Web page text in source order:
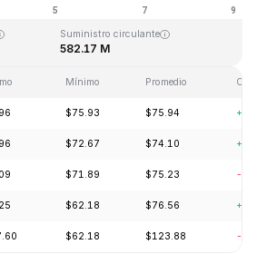
Suministro circulante
582.17 M
Mínimo Promedio
$75.93 $75.94
$72.67 $74.10
$71.89 $75.23 -
$62.18 $76.56
$62.18 $123.88 -